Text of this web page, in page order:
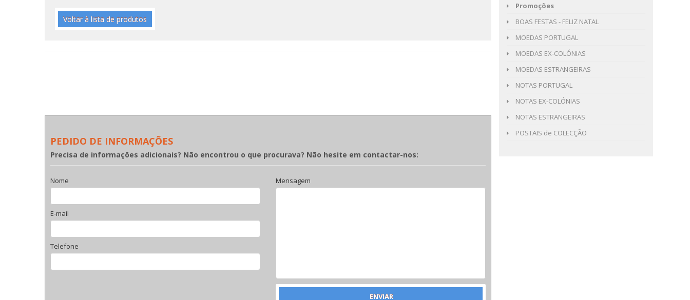
Voltar à lista de produtos
PEDIDO DE INFORMAÇÕES
Precisa de informações adicionais? Não encontrou o que procurava? Não hesite em contactar-nos:
Nome
E-mail
Telefone
Mensagem
Promoções
BOAS FESTAS - FELIZ NATAL
MOEDAS PORTUGAL
MOEDAS EX-COLÓNIAS
MOEDAS ESTRANGEIRAS
NOTAS PORTUGAL
NOTAS EX-COLÓNIAS
NOTAS ESTRANGEIRAS
POSTAIS de COLECÇÃO